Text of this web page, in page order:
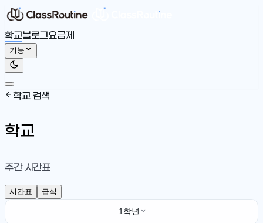
학교블로그요금제
기능
학교 검색
학교
주간 시간표
시간표 급식
1학년